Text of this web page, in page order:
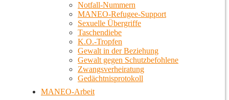
Notfall-Nummern
MANEO-Refugee-Support
Sexuelle Übergriffe
Taschendiebe
K.O.-Tropfen
Gewalt in der Beziehung
Gewalt gegen Schutzbefohlene
Zwangsverheiratung
Gedächtnisprotokoll
MANEO-Arbeit